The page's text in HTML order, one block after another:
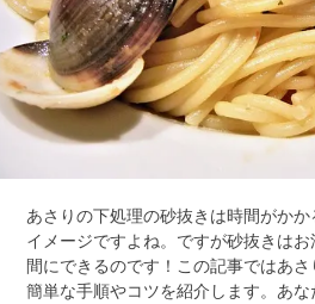
あさりの下処理の砂抜きは時間がか
イメージですよね。ですが砂抜きは
間にできるのです！この記事ではあ
簡単な手順やコツを紹介します。あ